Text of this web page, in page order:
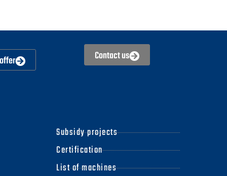
Contact us
Subsidy projects
Certification
List of machines